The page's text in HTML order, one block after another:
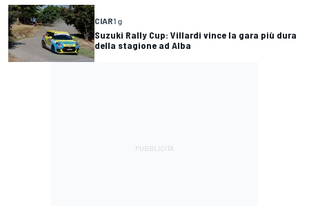
CIAR1 g
Suzuki Rally Cup: Villardi vince la gara più dura
della stagione ad Alba